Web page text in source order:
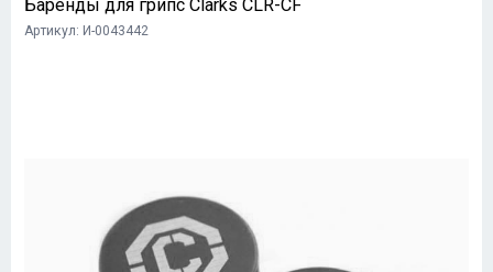
Баренды для грипс Clarks CLR-CF
Артикул: И-0043442